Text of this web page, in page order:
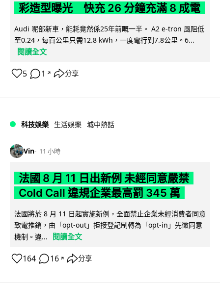
彩造型曝光 快充 26 分鐘充滿 8 成電
Audi 呢部新車，能耗竟然係25年前嘅一半。 A2 e-tron 風阻低
至0.24，每百公里只需12.8 kWh，一度電行到7.8公里。6...
閱讀全文
5 1 ↗ 分享
科技娛樂 生活娛樂 城中熱話
Vin 11 小時
法國 8 月 11 日出新例 未經同意嚴禁
Cold Call 違規企業最高罰 345 萬
法國將於 8 月 11 日起實施新例，全面禁止企業未經消費者同意
致電推銷，由「opt-out」拒接登記制轉為「opt-in」先徵同意
機制。違...
閱讀全文
164 16 ↗ 分享